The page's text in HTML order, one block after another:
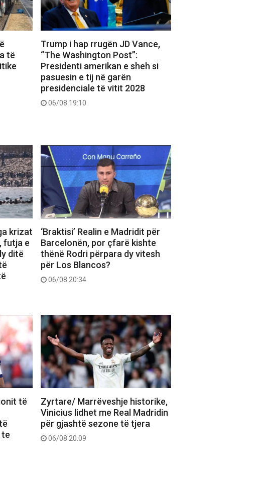
të
Trump i hap rrugën JD Vance,
“The Washington Post”:
Presidenti amerikan e sheh si
pasuesin e tij në garën
presidenciale të vitit 2028
06/08 19:10
krizat
futja e
ditë
‘Braktisi’ Realin e Madridit për
Barcelonën, por çfarë kishte
thënë Rodri përpara dy vitesh
për Los Blancos?
06/08 20:34
të
te
Zyrtare/ Marrëveshje historike,
Vinicius lidhet me Real Madridin
për gjashtë sezone të tjera
06/08 20:09